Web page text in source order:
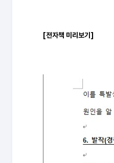
[전자책 미리보기]